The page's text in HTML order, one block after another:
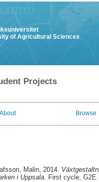
of Agricultural Sciences
Projects
About Browse
Malin, 2014.
i Uppsala. First cycle,